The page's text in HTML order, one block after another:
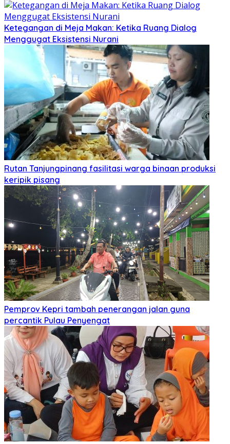
Ketegangan di Meja Makan: Ketika Ruang Dialog
Menggugat Eksistensi Nurani
Rutan Tanjungpinang fasilitasi warga binaan produksi
keripik pisang
Pemprov Kepri tambah penerangan jalan guna
percantik Pulau Penyengat